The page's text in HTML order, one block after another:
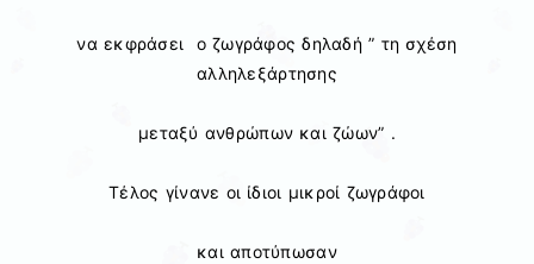
να εκφράσει ο ζωγράφος δηλαδή ” τη σχέση
αλληλεξάρτησης
μεταξύ ανθρώπων και ζώων” .
Τέλος γίνανε οι ίδιοι μικροί ζωγράφοι
και αποτύπωσαν